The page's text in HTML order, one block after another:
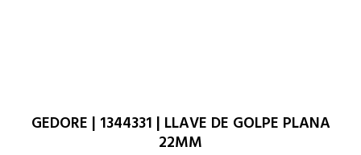
GEDORE | 1344331 | LLAVE DE GOLPE PLANA
22MM